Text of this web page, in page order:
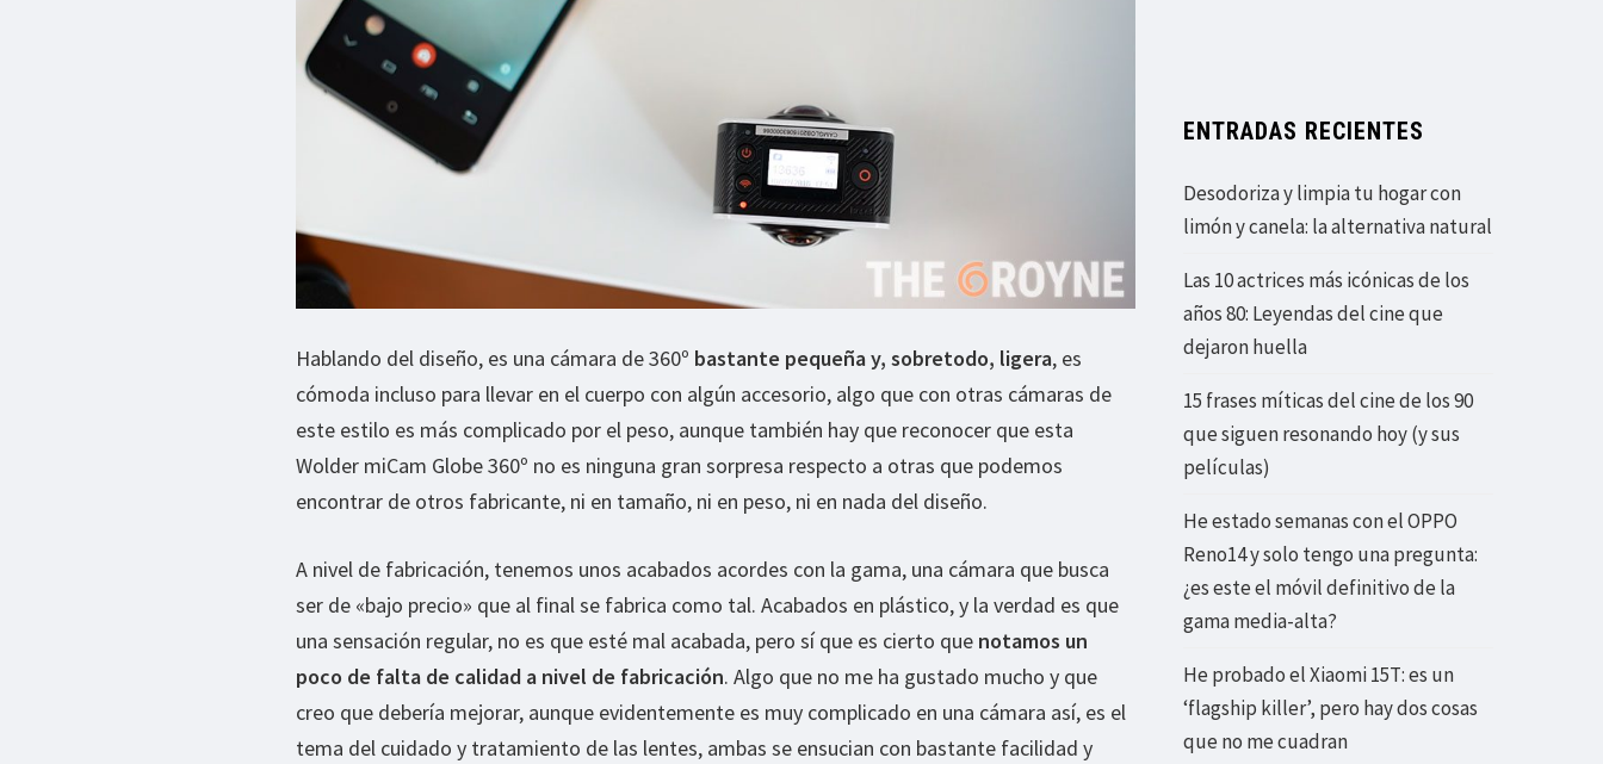
Hablando del diseño, es una cámara de 360º bastante pequeña y, sobretodo, ligera, es
cómoda incluso para llevar en el cuerpo con algún accesorio, algo que con otras cámaras de
este estilo es más complicado por el peso, aunque también hay que reconocer que esta
Wolder miCam Globe 360º no es ninguna gran sorpresa respecto a otras que podemos
encontrar de otros fabricante, ni en tamaño, ni en peso, ni en nada del diseño.
A nivel de fabricación, tenemos unos acabados acordes con la gama, una cámara que busca
ser de «bajo precio» que al final se fabrica como tal. Acabados en plástico, y la verdad es que
una sensación regular, no es que esté mal acabada, pero sí que es cierto que notamos un
poco de falta de calidad a nivel de fabricación. Algo que no me ha gustado mucho y que
creo que debería mejorar, aunque evidentemente es muy complicado en una cámara así, es el
tema del cuidado y tratamiento de las lentes, ambas se ensucian con bastante facilidad y
ENTRADAS RECIENTES
Desodoriza y limpia tu hogar con
limón y canela: la alternativa natural
Las 10 actrices más icónicas de los
años 80: Leyendas del cine que
dejaron huella
15 frases míticas del cine de los 90
que siguen resonando hoy (y sus
películas)
He estado semanas con el OPPO
Reno14 y solo tengo una pregunta:
¿es este el móvil definitivo de la
gama media-alta?
He probado el Xiaomi 15T: es un
‘flagship killer’, pero hay dos cosas
que no me cuadran